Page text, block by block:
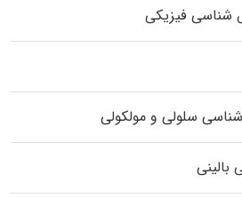
شناسی فیزیکی
سلولی و مولکولی
بالینی